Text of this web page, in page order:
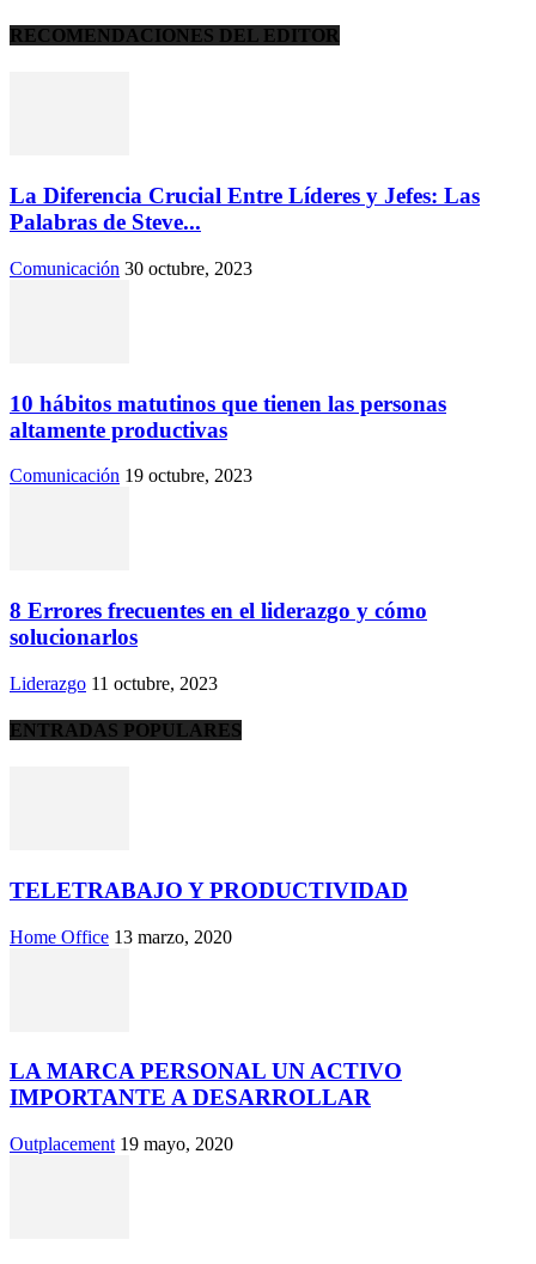
RECOMENDACIONES DEL EDITOR
La Diferencia Crucial Entre Líderes y Jefes: Las
Palabras de Steve...
Comunicación 30 octubre, 2023
10 hábitos matutinos que tienen las personas
altamente productivas
Comunicación 19 octubre, 2023
8 Errores frecuentes en el liderazgo y cómo
solucionarlos
Liderazgo 11 octubre, 2023
ENTRADAS POPULARES
TELETRABAJO Y PRODUCTIVIDAD
Home Office 13 marzo, 2020
LA MARCA PERSONAL UN ACTIVO
IMPORTANTE A DESARROLLAR
Outplacement 19 mayo, 2020